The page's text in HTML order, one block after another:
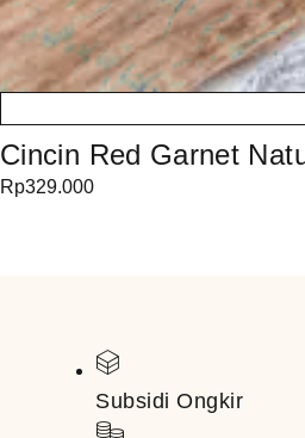
Cincin Red Garnet
Rp329.000
Subsidi Ongkir